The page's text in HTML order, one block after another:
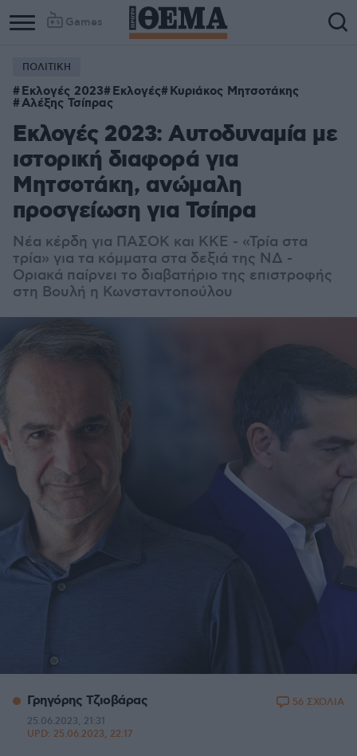
Games
ΠΟΛΙΤΙΚΗ
Εκλογές 2023 Εκλογές Κυριάκος Μητσοτάκης
Αλέξης Τσίπρας
Εκλογές 2023: Αυτοδυναμία με
ιστορική διαφορά για
Μητσοτάκη, ανώμαλη
προσγείωση για Τσίπρα
Νέα κέρδη για ΠΑΣΟΚ και ΚΚΕ - «Τρία στα
τρία» για τα κόμματα στα δεξιά της ΝΔ -
Οριακά παίρνει το διαβατήριο της επιστροφής
στη Βουλή η Κωνσταντοπούλου
Γρηγόρης Τζιοβάρας
25.06.2023, 21:31
UPD: 25.06.2023, 22:17
56 ΣΧΟΛΙΑ